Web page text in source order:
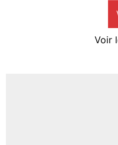
Voir